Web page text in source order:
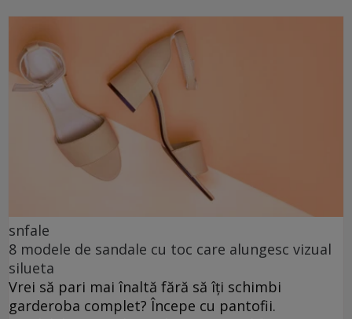
snfale
8 modele de sandale cu toc care alungesc vizual
silueta
Vrei să pari mai înaltă fără să îți schimbi
garderoba complet? Începe cu pantofii.